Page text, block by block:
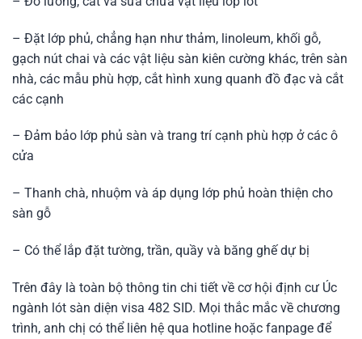
– Đặt lớp phủ, chẳng hạn như thảm, linoleum, khối gỗ,
gạch nút chai và các vật liệu sàn kiên cường khác, trên sàn
nhà, các mẫu phù hợp, cắt hình xung quanh đồ đạc và cắt
các cạnh
– Đảm bảo lớp phủ sàn và trang trí cạnh phù hợp ở các ô
cửa
– Thanh chà, nhuộm và áp dụng lớp phủ hoàn thiện cho
sàn gỗ
– Có thể lắp đặt tường, trần, quầy và băng ghế dự bị
Trên đây là toàn bộ thông tin chi tiết về cơ hội định cư Úc
ngành lót sàn diện visa 482 SID. Mọi thắc mắc về chương
trình, anh chị có thể liên hệ qua hotline hoặc fanpage để